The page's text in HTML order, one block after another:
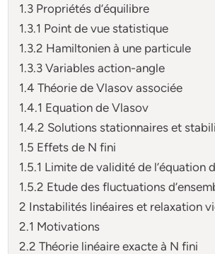
1.3 Propriétés d’équilibre
1.3.1 Point de vue statistique
1.3.2 Hamiltonien à une particule
1.3.3 Variables action-angle
1.4 Théorie de Vlasov associée
1.4.1 Equation de Vlasov
1.4.2 Solutions stationnaires et
1.5 Effets de N fini
1.5.1 Limite de validité de l’équation
1.5.2 Etude des fluctuations
2 Instabilités linéaires et relaxation
2.1 Motivations
2.2 Théorie linéaire exacte à N fini